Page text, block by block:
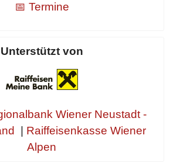
📅 Termine
Unterstützt von
Wiener Neustadt -
Raiffeisenkasse Wiener
Alpen